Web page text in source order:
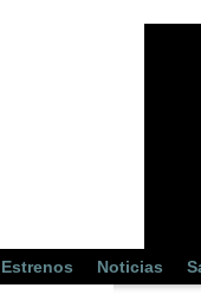
Estrenos Noticias